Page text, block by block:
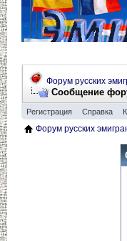
Форум русских
Сообщение
Регистрация Справка
Форум русских